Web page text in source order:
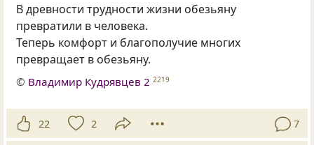
В древности трудности жизни обезьяну
превратили в человека.
Теперь комфорт и благополучие многих
превращает в обезьяну.
© Владимир Кудрявцев 2 2219
22 2 7